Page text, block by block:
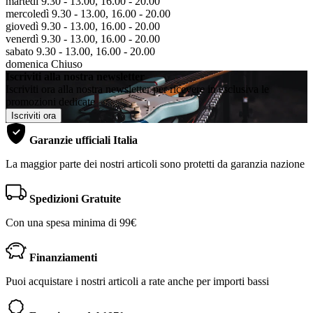
mercoledì 9.30 - 13.00, 16.00 - 20.00
giovedì 9.30 - 13.00, 16.00 - 20.00
venerdì 9.30 - 13.00, 16.00 - 20.00
sabato 9.30 - 13.00, 16.00 - 20.00
domenica Chiuso
Iscriviti alla nostra newsletter
Iscriviti ora alla nostra newsletter per ricevere in esclusiva le
promozioni dedicate
Iscriviti ora
Garanzie ufficiali Italia
La maggior parte dei nostri articoli sono protetti da garanzia nazione
Spedizioni Gratuite
Con una spesa minima di 99€
Finanziamenti
Puoi acquistare i nostri articoli a rate anche per importi bassi